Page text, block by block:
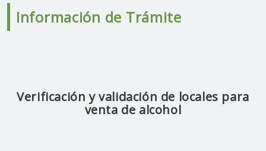
Información de Trámite
Verificación y validación de locales para
venta de alcohol